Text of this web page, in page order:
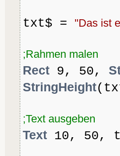
txt$ = "Das ist
;Rahmen malen
Rect 9, 50,
StringHeight
;Text ausgeben
Text 10, 50,